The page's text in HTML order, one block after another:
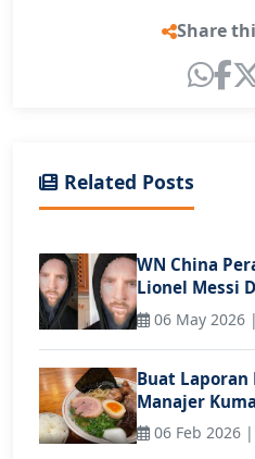
Share
Related Posts
WN China
Lionel Messi
06 May 2026
Buat Laporan
Manajer
06 Feb 2026